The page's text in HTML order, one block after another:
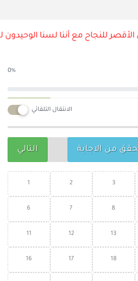
الأقصر للنجاح مع أننا لسنا الوحيدون
0%
الانتقال التلقائي
من الاجابة التالي
1 2 3
6 7 8
11 12 13
16 17 18